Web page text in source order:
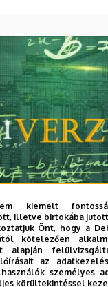
Debreceni
kiemelt
illetve birtokába
Önt, hogy a
kötelezően
alapján
az
személyes
körültekintéssel